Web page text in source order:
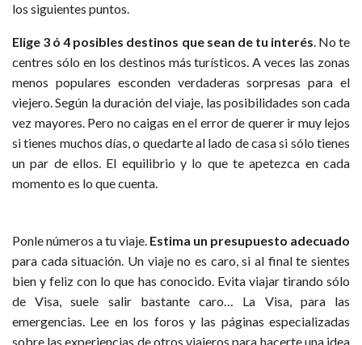
los siguientes puntos.
Elige 3 ó 4 posibles destinos que sean de tu interés. No te
centres sólo en los destinos más turísticos. A veces las zonas
menos populares esconden verdaderas sorpresas para el
viejero. Según la duración del viaje, las posibilidades son cada
vez mayores. Pero no caigas en el error de querer ir muy lejos
si tienes muchos días, o quedarte al lado de casa si sólo tienes
un par de ellos. El equilibrio y lo que te apetezca en cada
momento es lo que cuenta.
Ponle números a tu viaje. Estima un presupuesto adecuado
para cada situación. Un viaje no es caro, si al final te sientes
bien y feliz con lo que has conocido. Evita viajar tirando sólo
de Visa, suele salir bastante caro… La Visa, para las
emergencias. Lee en los foros y las páginas especializadas
sobre las experiencias de otros viajeros para hacerte una idea